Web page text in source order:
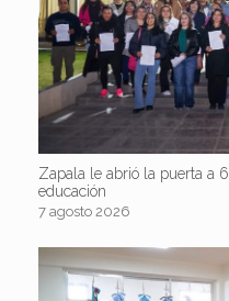
Zapala le abrió la puerta a
educación
7 agosto 2026